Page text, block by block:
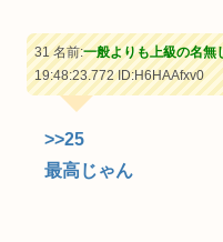
31 名前:一般よりも上級の名無
19:48:23.772ID:H6HAAfxv0
>>25
最高じゃん